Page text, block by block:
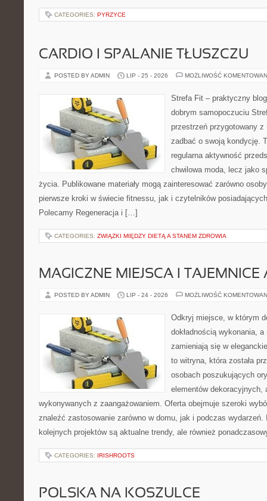
CATEGORIES: PYRZYCE
CARDIO I SPALANIE TŁUSZCZU
POSTED BY ADMIN LIP - 25 - 2026 MOŻLIWOŚĆ
Strefa Fit – praktyczny
dobrym samopoczuciu
przestrzeń przygotowany
zadbać o swoją kondycję.
regularna aktywność
chwilowa moda, lecz jako
życia. Publikowane materiały mogą zainteresować zarówno
pierwsze kroki w świecie fitnessu, jak i czytelników
Polecamy Regeneracja i […]
CATEGORIES: ZWIĄZKI MIĘDZY DIETĄ A STANEM ZDROWIA
MAGICZNE MIEJSCA I TAJEMNICE
POSTED BY ADMIN LIP - 24 - 2026 MOŻLIWOŚĆ
Odkryj miejsce, w którym
dokładnością wykonania,
zamieniają się w
to witryna, która została
osobach poszukujących
elementów dekoracyjnych,
wykonywanych z zaangażowaniem. Oferta obejmuje szeroki
znaleźć zastosowanie zarówno w domu, jak i podczas wydarzeń.
kolejnych projektów są aktualne trendy, ale również
CATEGORIES: IRISHROOTS
POLSKA NA KOSZULCE